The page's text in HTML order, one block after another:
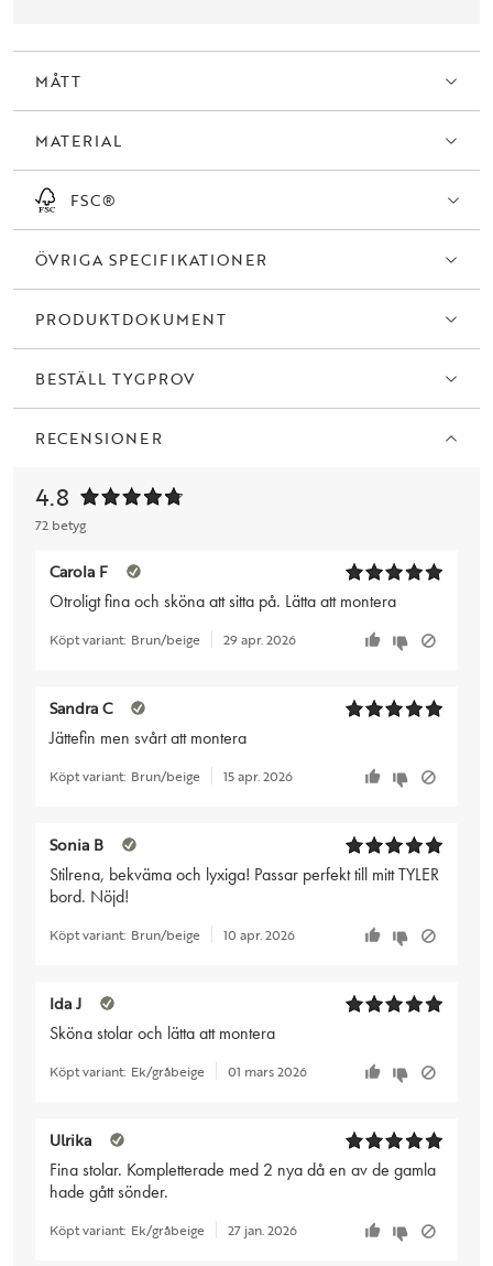
MÅTT
MATERIAL
FSC®
ÖVRIGA SPECIFIKATIONER
PRODUKTDOKUMENT
BESTÄLL TYGPROV
RECENSIONER
4.8
72 betyg
Carola F
Otroligt fina och sköna att sitta på. Lätta att montera
Köpt variant: Brun/beige 29 apr. 2026
Sandra C
Köpt variant: Brun/beige 15 apr. 2026
Sonia B
Stilrena, bekväma och lyxiga! Passar perfekt till mitt TYLER
bord. Nöjd!
Köpt variant: Brun/beige 10 apr. 2026
Ida J
Sköna stolar och lätta att montera
Köpt variant: Ek/gråbeige 01 mars 2026
Ulrika
Fina stolar. Kompletterade med 2 nya då en av de gamla
hade gått sönder.
Köpt variant: Ek/gråbeige 27 jan. 2026